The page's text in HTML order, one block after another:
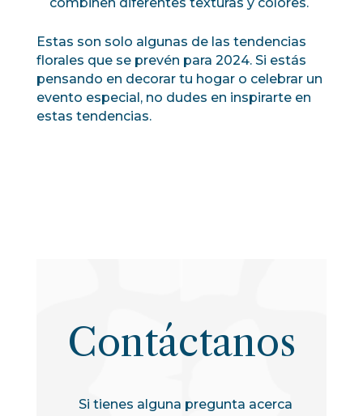
Estas son solo algunas de las tendencias
florales que se prevén para 2024. Si estás
pensando en decorar tu hogar o celebrar un
evento especial, no dudes en inspirarte en
estas tendencias.
Contáctanos
Si tienes alguna pregunta acerca